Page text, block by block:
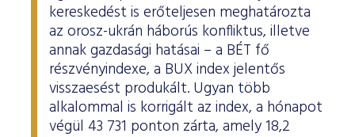
ESG Útmutató
kereskedést is erőteljesen meghatározta
az orosz-ukrán háborús konfliktus, illetve
annak gazdasági hatásai – a BÉT fő
részvényindexe, a BUX index jelentős
visszaesést produkált. Ugyan több
alkalommal is korrigált az index, a hónapot
végül 43 731 ponton zárta, amely 18,2